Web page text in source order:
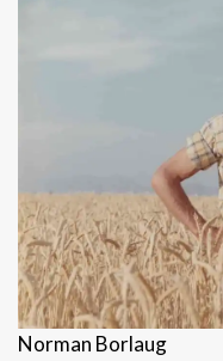
Norman Borlaug